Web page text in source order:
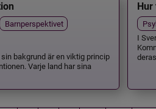
Barnperspektivet
bakgrund är en viktig princip
Varje land har sina
I